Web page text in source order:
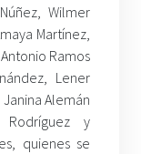
Wilmer
Martínez,
Ramos
Lener
Alemán
Rodríguez y
quienes se